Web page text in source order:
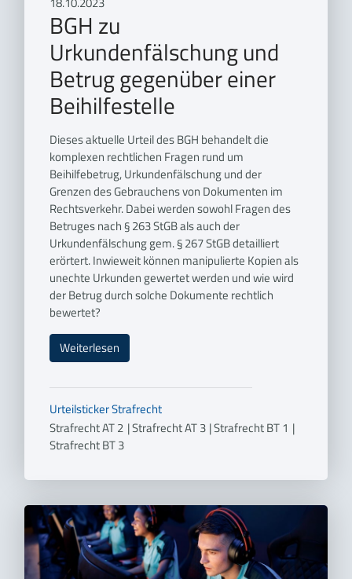
BGH zu
Urkundenfälschung und
Betrug gegenüber einer
Beihilfestelle
Dieses aktuelle Urteil des BGH behandelt die
komplexen rechtlichen Fragen rund um
Beihilfebetrug, Urkundenfälschung und der
Grenzen des Gebrauchens von Dokumenten im
Rechtsverkehr. Dabei werden sowohl Fragen des
Betruges nach § 263 StGB als auch der
Urkundenfälschung gem. § 267 StGB detailliert
erörtert. Inwieweit können manipulierte Kopien als
unechte Urkunden gewertet werden und wie wird
der Betrug durch solche Dokumente rechtlich
bewertet?
Weiterlesen
UrteilstickerStrafrecht
Strafrecht AT 2 |Strafrecht AT 3 |Strafrecht BT 1 |
Strafrecht BT 3